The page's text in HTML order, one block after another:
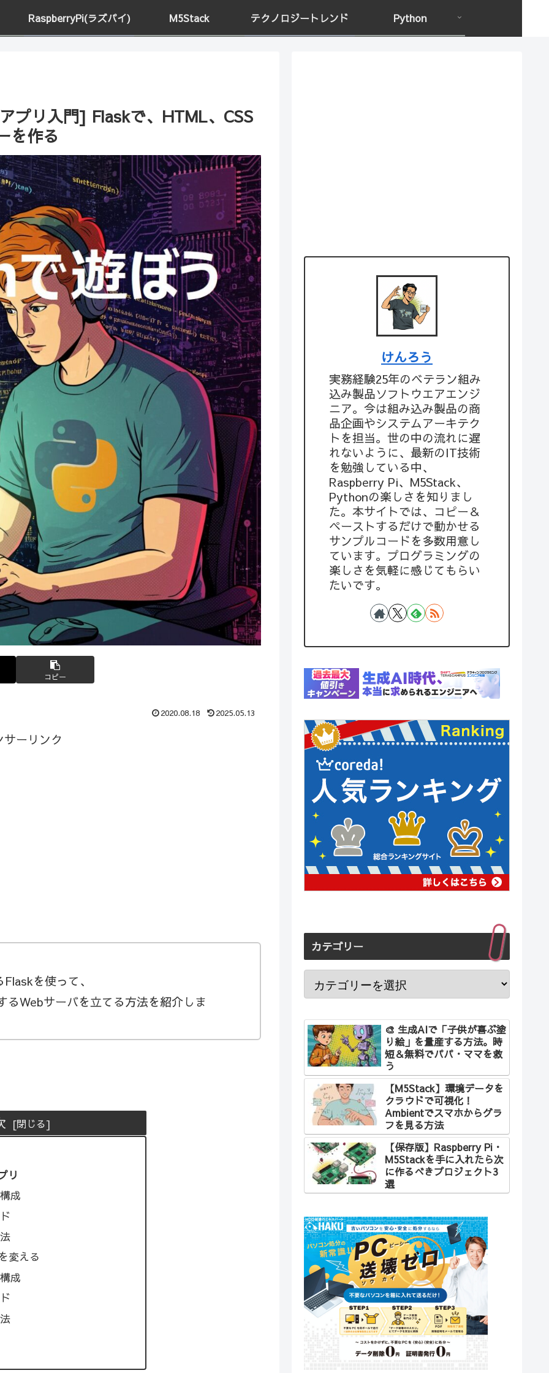
RaspberryPi(ラズパイ) M5Stack テクノロジートレンド Python
プリ入門] Flaskで、HTML、CSS
を作る
コピー
2020.08.18 2025.05.13
サーリンク
を使って、
るWebサーバを立てる方法を紹介しま
リ
成
変える
成
けんろう
実務経験25年のベテラン組み
込み製品ソフトウエアエンジ
ニア。今は組み込み製品の商
品企画やシステムアーキテク
トを担当。世の中の流れに遅
れないように、最新のIT技術
を勉強している中、
Raspberry Pi、M5Stack、
Pythonの楽しさを知りまし
た。本サイトでは、コピー＆
ペーストするだけで動かせる
サンプルコードを多数用意し
ています。プログラミングの
楽しさを気軽に感じてもらい
たいです。
カテゴリー
🎨 生成AIで「子供が喜ぶ塗
り絵」を量産する方法。時
短＆無料でパパ・ママを救
う
【M5Stack】環境データを
クラウドで可視化！
Ambientでスマホからグラ
フを見る方法
【保存版】Raspberry Pi・
M5Stackを手に入れたら次
に作るべきプロジェクト3
選